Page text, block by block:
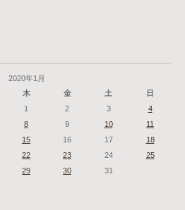
2020年1月
木 金 土
日
1
2 3
4
8 9 10
11
15 16 17
18
22 23 24
25
29 30 31